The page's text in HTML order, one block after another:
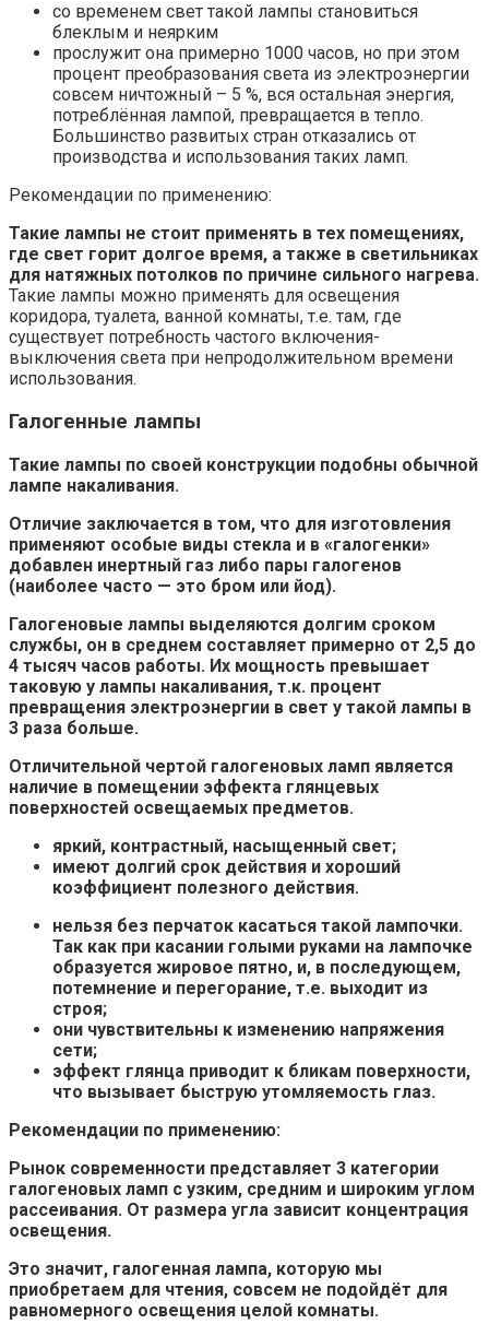
со временем свет такой лампы становиться
блеклым и неярким
прослужит она примерно 1000 часов, но при этом
процент преобразования света из электроэнергии
совсем ничтожный – 5 %, вся остальная энергия,
потреблённая лампой, превращается в тепло.
Большинство развитых стран отказались от
производства и использования таких ламп.
Рекомендации по применению:
Такие лампы не стоит применять в тех помещениях,
где свет горит долгое время, а также в светильниках
для натяжных потолков по причине сильного нагрева.
Такие лампы можно применять для освещения
коридора, туалета, ванной комнаты, т.е. там, где
существует потребность частого включения-
выключения света при непродолжительном времени
использования.
Галогенные лампы
Такие лампы по своей конструкции подобны обычной
лампе накаливания.
Отличие заключается в том, что для изготовления
применяют особые виды стекла и в «галогенки»
добавлен инертный газ либо пары галогенов
(наиболее часто — это бром или йод).
Галогеновые лампы выделяются долгим сроком
службы, он в среднем составляет примерно от 2,5 до
4 тысяч часов работы. Их мощность превышает
таковую у лампы накаливания, т.к. процент
превращения электроэнергии в свет у такой лампы в
3 раза больше.
Отличительной чертой галогеновых ламп является
наличие в помещении эффекта глянцевых
поверхностей освещаемых предметов.
яркий, контрастный, насыщенный свет;
имеют долгий срок действия и хороший
коэффициент полезного действия.
нельзя без перчаток касаться такой лампочки.
Так как при касании голыми руками на лампочке
образуется жировое пятно, и, в последующем,
потемнение и перегорание, т.е. выходит из
строя;
они чувствительны к изменению напряжения
сети;
эффект глянца приводит к бликам поверхности,
что вызывает быструю утомляемость глаз.
Рекомендации по применению:
Рынок современности представляет 3 категории
галогеновых ламп с узким, средним и широким углом
рассеивания. От размера угла зависит концентрация
освещения.
Это значит, галогенная лампа, которую мы
приобретаем для чтения, совсем не подойдёт для
равномерного освещения целой комнаты.